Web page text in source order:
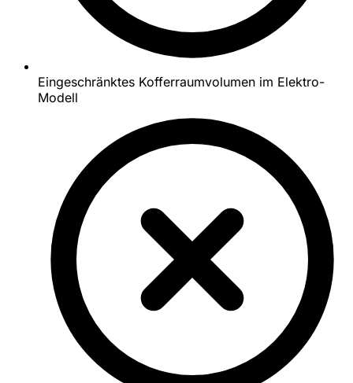
Eingeschränktes Kofferraumvolumen im Elektro-
Modell